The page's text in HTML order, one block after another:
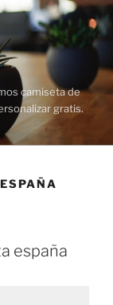
camiseta de
gratis.
españa